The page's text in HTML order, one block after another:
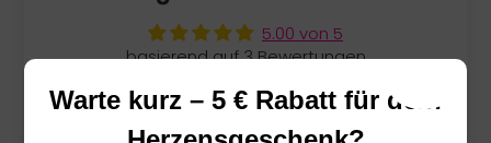
5.00 von 5
basierend auf 3 Bewertungen
3
0
Warte kurz – 5 € Rabatt für dein